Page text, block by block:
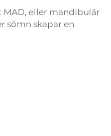
eller mandibulär
sömn skapar en
särskilt området